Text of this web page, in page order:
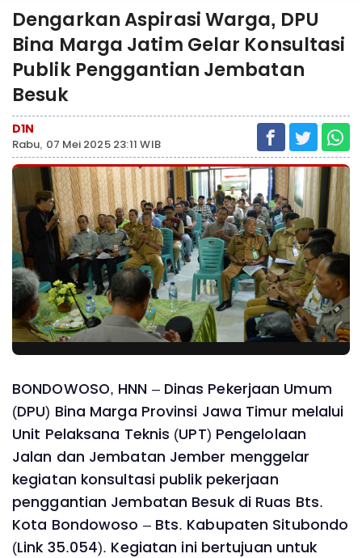
Dengarkan Aspirasi Warga, DPU
Bina Marga Jatim Gelar Konsultasi
Publik Penggantian Jembatan
Besuk
D1N
Rabu, 07 Mei 2025 23:11 WIB
BONDOWOSO, HNN – Dinas Pekerjaan Umum
(DPU) Bina Marga Provinsi Jawa Timur melalui
Unit Pelaksana Teknis (UPT) Pengelolaan
Jalan dan Jembatan Jember menggelar
kegiatan konsultasi publik pekerjaan
penggantian Jembatan Besuk di Ruas Bts.
Kota Bondowoso – Bts. Kabupaten Situbondo
(Link 35.054). Kegiatan ini bertujuan untuk